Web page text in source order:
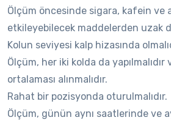
Ölçüm öncesinde sigara, kafein ve
etkileyebilecek maddelerden uzak
Kolun seviyesi kalp hizasında
Ölçüm, her iki kolda da yapılmalıdır
ortalaması alınmalıdır.
Rahat bir pozisyonda oturulmalıdır.
Ölçüm, günün aynı saatlerinde ve